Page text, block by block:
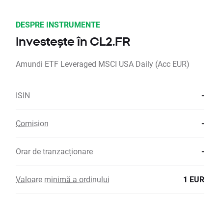
DESPRE INSTRUMENTE
Investește în CL2.FR
Amundi ETF Leveraged MSCI USA Daily (Acc EUR)
ISIN -
Comision -
Orar de tranzacționare -
Valoare minimă a ordinului 1 EUR